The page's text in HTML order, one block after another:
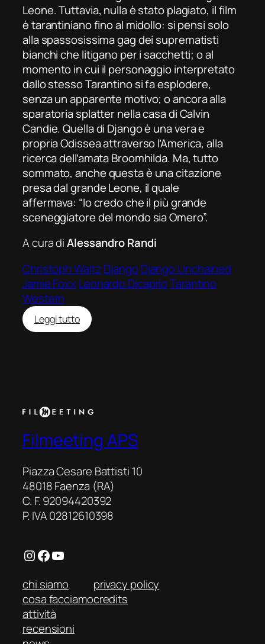
Leone. Tuttavia, nulla è stato plagiato, il film
è tarantiniano fino al midollo: si pensi solo
alla spassosissima gag dei suprematisti
bianchi che litigano per i sacchetti; o al
momento in cui il personaggio interpretato
dallo stesso Tarantino si fa esplodere,
senza un apparente motivo; o ancora alla
sparatoria splatter nella casa di Calvin
Candie. Quella di Django è una vera e
propria Odissea attraverso l’America, alla
ricerca dell’amata Broomhilda. Ma, tutto
sommato, anche questa è una citazione
presa dal grande Leone, il quale
affermava: “Io credo che il più grande
sceneggiatore del mondo sia Omero”.
A cura diAlessandro Randi
Christoph WaltzDjango Django Unchained
Jamie Foxx Leonardo DicaprioTarantino
Western
Leggi tutto:
Django
Filmeeting APS
Piazza Cesare Battisti 10
48018 Faenza (RA)
C. F. 92094420392
P. IVA 02812610398
Instagram Facebook YouTube
chi siamo
cosa facciamo
attività
recensioni
privacy policy
credits